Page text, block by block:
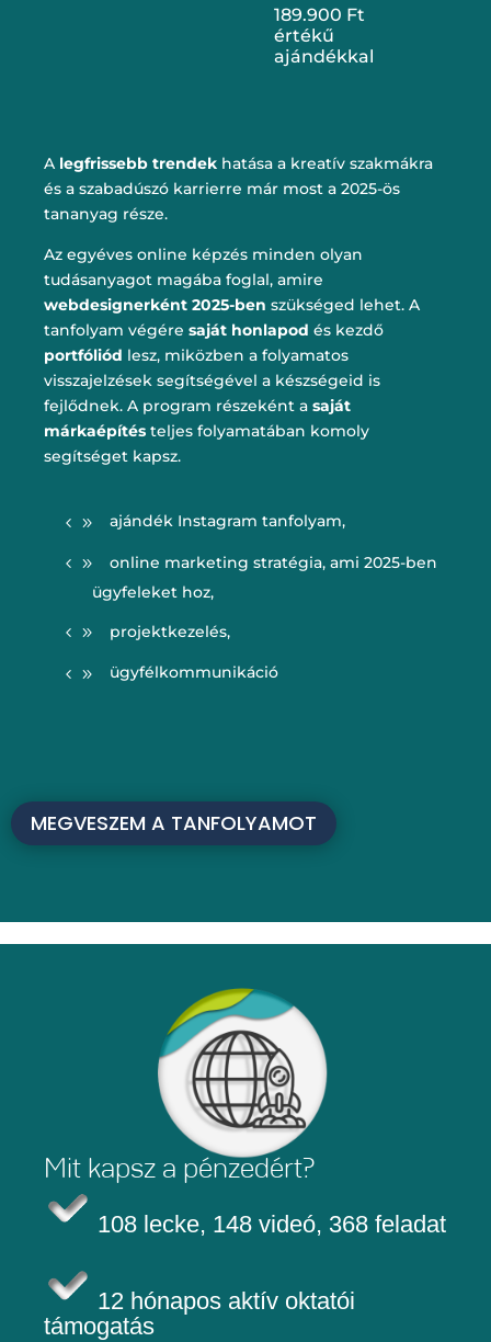
189.900 Ft
értékű
ajándékkal
A legfrissebb trendek hatása a kreatív szakmákra
és a szabadúszó karrierre már most a 2025-ös
tananyag része.
Az egyéves online képzés minden olyan
tudásanyagot magába foglal, amire
webdesignerként 2025-ben szükséged lehet. A
tanfolyam végére saját honlapod és kezdő
portfóliód lesz, miközben a folyamatos
visszajelzések segítségével a készségeid is
fejlődnek. A program részeként a saját
márkaépítés teljes folyamatában komoly
segítséget kapsz.
ajándék Instagram tanfolyam,
online marketing stratégia, ami 2025-ben
ügyfeleket hoz,
projektkezelés,
ügyfélkommunikáció
MEGVESZEM A TANFOLYAMOT
Mit kapsz a pénzedért?
108 lecke, 148 videó, 368 feladat
12 hónapos aktív oktatói
támogatás